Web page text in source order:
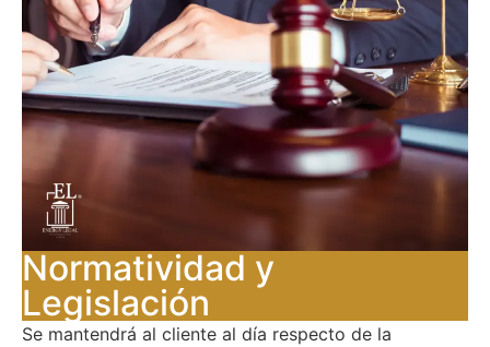
Normatividad y
Legislación​
Se mantendrá al cliente al día respecto de la